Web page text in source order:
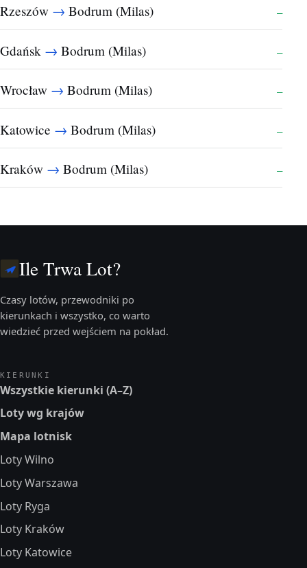
Rzeszów → Bodrum (Milas) —
Gdańsk → Bodrum (Milas) —
Wrocław → Bodrum (Milas) —
Katowice → Bodrum (Milas) —
Kraków → Bodrum (Milas) —
Ile Trwa Lot?
Czasy lotów, przewodniki po
kierunkach i wszystko, co warto
wiedzieć przed wejściem na pokład.
KIERUNKI
Wszystkie kierunki (A–Z)
Loty wg krajów
Mapa lotnisk
Loty Wilno
Loty Warszawa
Loty Ryga
Loty Kraków
Loty Katowice